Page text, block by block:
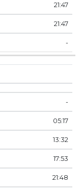
21:47
21:47
-
-
05:17
13:32
17:53
21:48